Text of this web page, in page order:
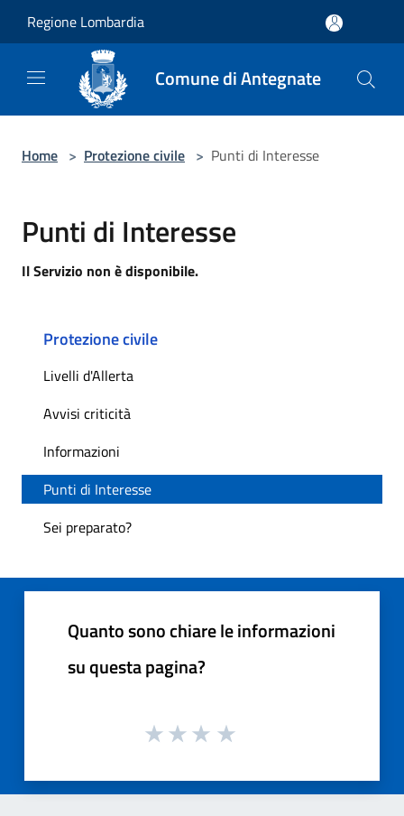
Regione Lombardia
Comune di Antegnate
Home > Protezione civile > Punti di Interesse
Punti di Interesse
Il Servizio non è disponibile.
Protezione civile
Livelli d'Allerta
Avvisi criticità
Informazioni
Punti di Interesse
Sei preparato?
Quanto sono chiare le informazioni
su questa pagina?